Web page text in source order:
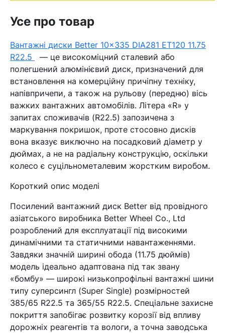
Усе про товар
Вантажні диски Better 10×335 DIA281 ЕТ120 11.75
R22.5
— це високоміцний сталевий або
полегшений алюмінієвий диск, призначений для
встановлення на комерційну причіпну техніку,
напівпричепи, а також на рульову (передню) вісь
важких вантажних автомобілів. Літера «R» у
запитах споживачів (R22.5) запозичена з
маркування покришок, проте стосовно дисків
вона вказує виключно на посадковий діаметр у
дюймах, а не на радіальну конструкцію, оскільки
колесо є суцільнометалевим жорстким виробом.
Короткий опис моделі
Посилений вантажний диск Better від провідного
азіатського виробника Better Wheel Co., Ltd
розроблений для експлуатації під високими
динамічними та статичними навантаженнями.
Завдяки значній ширині обода (11.75 дюймів)
модель ідеально адаптована під так звану
«бомбу» — широкі низькопрофільні вантажні шини
типу суперсингл (Super Single) розмірностей
385/65 R22.5 та 365/55 R22.5. Спеціальне захисне
покриття запобігає розвитку корозії від впливу
дорожніх реагентів та вологи, а точна заводська